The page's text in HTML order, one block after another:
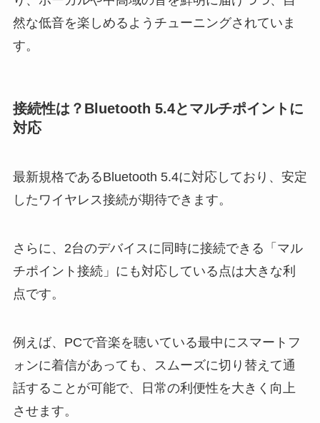
然な低音を楽しめるようチューニングされていま
す。
接続性は？Bluetooth 5.4とマルチポイントに
対応
最新規格であるBluetooth 5.4に対応しており、安定
したワイヤレス接続が期待できます。
さらに、2台のデバイスに同時に接続できる「マル
チポイント接続」にも対応している点は大きな利
点です。
例えば、PCで音楽を聴いている最中にスマートフ
ォンに着信があっても、スムーズに切り替えて通
話することが可能で、日常の利便性を大きく向上
させます。